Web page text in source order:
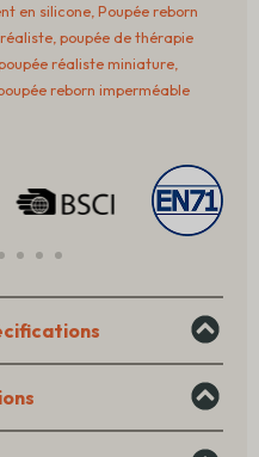
en silicone,Poupée reborn
,poupée de thérapie
réaliste miniature,
reborn imperméable